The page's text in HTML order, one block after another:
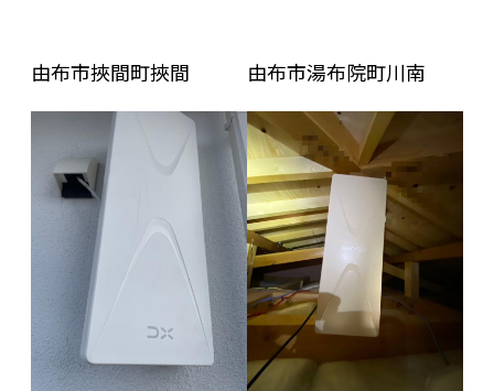
由布市挾間町挾間 由布市湯布院町川南